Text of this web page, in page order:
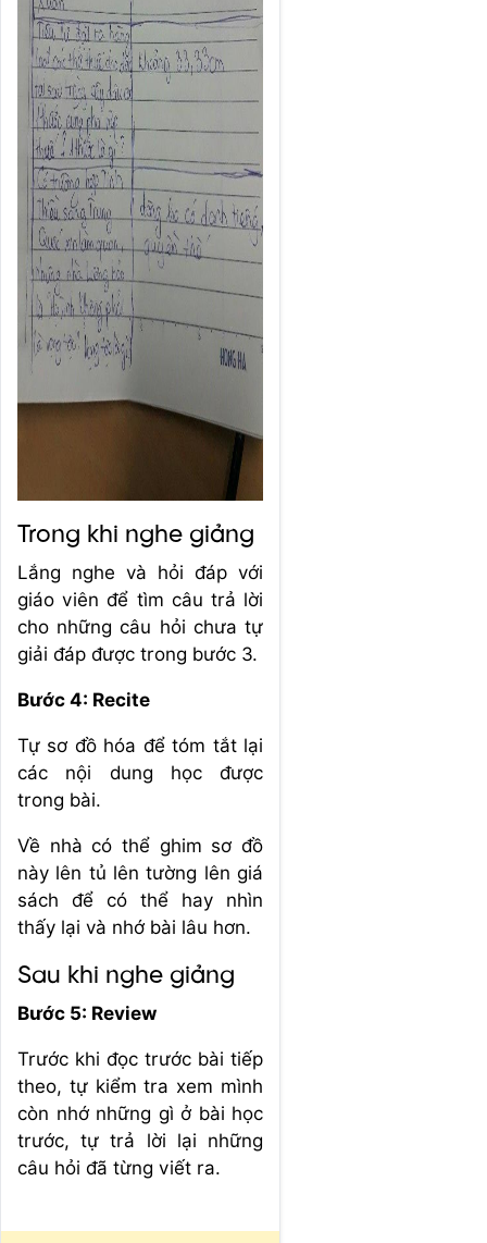
Trong khi nghe giảng
Lắng nghe và hỏi đáp với
giáo viên để tìm câu trả lời
cho những câu hỏi chưa tự
giải đáp được trong bước 3.
Bước 4: Recite
Tự sơ đồ hóa để tóm tắt lại
các nội dung học được
trong bài.
Về nhà có thể ghim sơ đồ
này lên tủ lên tường lên giá
sách để có thể hay nhìn
thấy lại và nhớ bài lâu hơn.
Sau khi nghe giảng
Bước 5: Review
Trước khi đọc trước bài tiếp
theo, tự kiểm tra xem mình
còn nhớ những gì ở bài học
trước, tự trả lời lại những
câu hỏi đã từng viết ra.